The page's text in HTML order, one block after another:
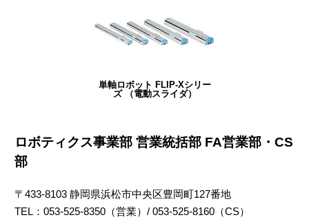
単軸ロボット FLIP-Xシリー
ズ （電動スライダ）
ロボティクス事業部 営業統括部 FA営業部・CS
部
〒433-8103 静岡県浜松市中央区豊岡町127番地
TEL：053-525-8350（営業）/ 053-525-8160（CS）